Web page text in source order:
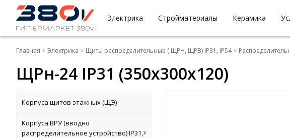
Электрика Стройматериалы Керамика
Главная Электрика Щиты распределительные ( ЩРН, ЩРВ) IP31, IP54
ЩРн-24 IP31 (350х300х120)
Корпуса щитов этажных (ЩЭ)
Корпуса ВРУ (вводно
распределительное устройство) IP31,